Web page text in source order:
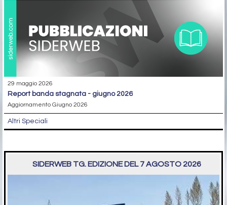
29 maggio 2026
report banda stagnata - giugno 2026
Aggiornamento Giugno 2026
Altri Speciali
SIDERWEB TG. EDIZIONE DEL 7 AGOSTO 2026